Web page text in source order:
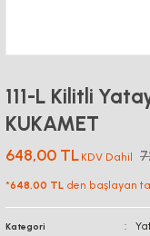
111-L Kilitli
KUKAMET
648,00 TL KDV Dahil
*648,00 TL den başlayan
Kategori